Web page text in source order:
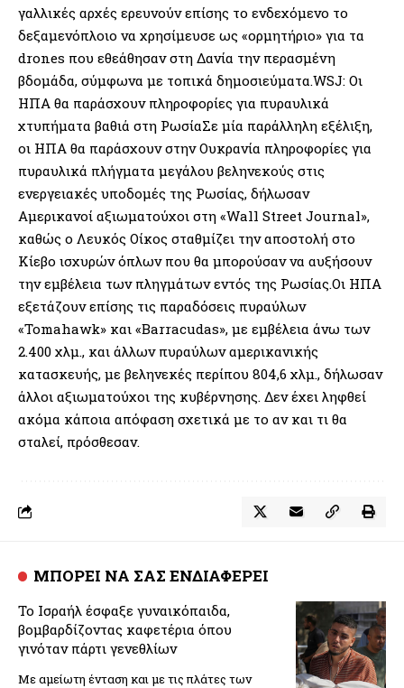
γαλλικές αρχές ερευνούν επίσης το ενδεχόμενο το
δεξαμενόπλοιο να χρησίμευσε ως «ορμητήριο» για τα
drones που εθεάθησαν στη Δανία την περασμένη
βδομάδα, σύμφωνα με τοπικά δημοσιεύματα.WSJ: Οι
ΗΠΑ θα παράσχουν πληροφορίες για πυραυλικά
χτυπήματα βαθιά στη ΡωσίαΣε μία παράλληλη εξέλιξη,
οι ΗΠΑ θα παράσχουν στην Ουκρανία πληροφορίες για
πυραυλικά πλήγματα μεγάλου βεληνεκούς στις
ενεργειακές υποδομές της Ρωσίας, δήλωσαν
Αμερικανοί αξιωματούχοι στη «Wall Street Journal»,
καθώς ο Λευκός Οίκος σταθμίζει την αποστολή στο
Κίεβο ισχυρών όπλων που θα μπορούσαν να αυξήσουν
την εμβέλεια των πληγμάτων εντός της Ρωσίας.Οι ΗΠΑ
εξετάζουν επίσης τις παραδόσεις πυραύλων
«Tomahawk» και «Barracudas», με εμβέλεια άνω των
2.400 χλμ., και άλλων πυραύλων αμερικανικής
κατασκευής, με βεληνεκές περίπου 804,6 χλμ., δήλωσαν
άλλοι αξιωματούχοι της κυβέρνησης. Δεν έχει ληφθεί
ακόμα κάποια απόφαση σχετικά με το αν και τι θα
σταλεί, πρόσθεσαν.
ΜΠΟΡΕΙ ΝΑ ΣΑΣ ΕΝΔΙΑΦΕΡΕΙ
Το Ισραήλ έσφαξε γυναικόπαιδα,
βομβαρδίζοντας καφετέρια όπου
γινόταν πάρτι γενεθλίων
Με αμείωτη ένταση και με τις πλάτες των